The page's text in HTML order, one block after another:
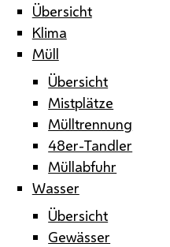
Übersicht
Klima
Müll
Übersicht
Mistplätze
Mülltrennung
48er-Tandler
Müllabfuhr
Wasser
Übersicht
Gewässer